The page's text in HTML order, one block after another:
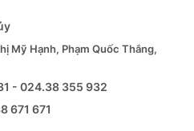
hình Việt Nam
Mỹ Hạnh, Phạm Quốc Thắng,
- 024.38 355 932
671 671